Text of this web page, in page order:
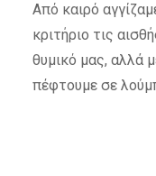
Από καιρό
κριτήριο τις
θυμικό μας, αλλά
πέφτουμε σε